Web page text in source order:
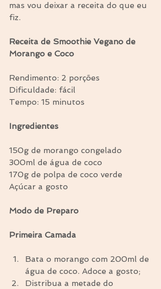
mas vou deixar a receita do que eu
fiz.
Receita de Smoothie Vegano de
Morango e Coco
Rendimento: 2 porções
Dificuldade: fácil
Tempo: 15 minutos
Ingredientes
150g de morango congelado
300ml de água de coco
170g de polpa de coco verde
Açúcar a gosto
Modo de Preparo
Primeira Camada
Bata o morango com 200ml de
água de coco. Adoce a gosto;
Distribua a metade do